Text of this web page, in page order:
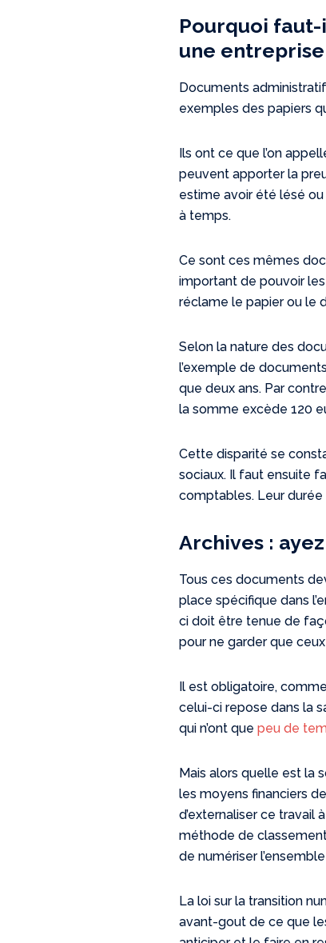
Pourquoi
une entreprise
Documents
exemples des papiers
Ils ont ce que l’on
peuvent apporter la
estime avoir été lésé ou
à temps.
Ce sont ces mêmes
important de pouvoir
réclame le papier ou le
Selon la nature des
l’exemple de
que deux ans. Par
la somme excède 120
Cette disparité se
sociaux. Il faut ensuite
comptables. Leur durée
Archives :
Tous ces documents
place spécifique dans
ci doit être tenue de
pour ne garder que
Il est obligatoire,
celui-ci repose dans la
qui n’ont quepeu de
Mais alors quelle est la
les moyens financiers
d’externaliser ce travail
méthode de
de numériser
La loi sur la transition
avant-gout de ce que